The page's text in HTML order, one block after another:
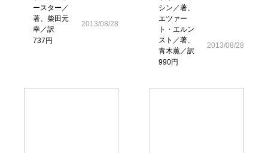
ースター／
著、柴田元
幸／訳
737円
2013/08/28
シン／著、
エツァー
ト・エルン
スト／著、
青木薫／訳
990円
2013/08/28